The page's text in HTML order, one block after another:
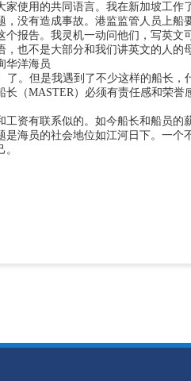
使用的共同语言。我在新加坡工作
没有造成事故。港监监管人员上船
报告。我灵机一动问他们，写英文
也不是大部分和我们讲英文的人的
华洋海员
。但是我遇到了不少这样的船长
（MASTER）必须有责任感和荣誉
资有联系似的。如今船长和船员的
海员的社会地位如江河日下。一个